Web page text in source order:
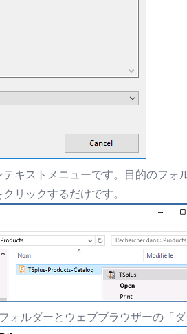
キストメニューです。目的のフ
リックするだけです。
ォルダーとウェブブラウザーの「